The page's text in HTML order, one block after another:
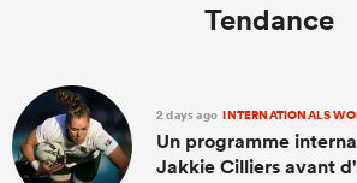
Tendance
2 days ago INTERNATIONALS
Un programme
Jakkie Cilliers avant